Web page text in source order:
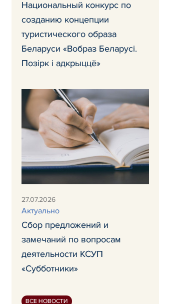
Национальный конкурс по
созданию концепции
туристического образа
Беларуси «Вобраз Беларусi.
Позiрк i адкрыццё»
27.07.2026
Актуально
Сбор предложений и
замечаний по вопросам
деятельности КСУП
«Субботники»
ВСЕ НОВОСТИ